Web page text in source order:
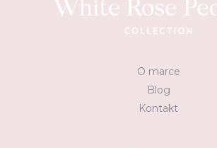
O marce
Blog
Kontakt